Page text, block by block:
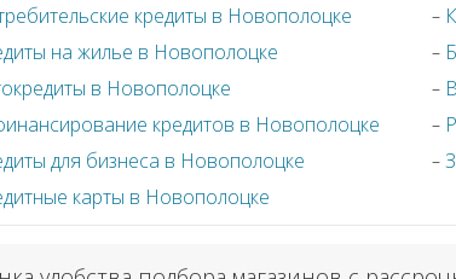
кредиты в Новополоцке
на жилье в Новополоцке
в Новополоцке
кредитов в Новополоцке
для бизнеса в Новополоцке
карты в Новополоцке